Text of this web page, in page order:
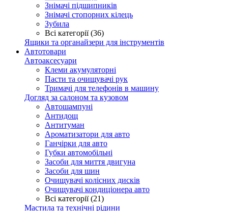
Знімачі підшипників
Знімачі стопорних кілець
Зубила
Всі категорії (36)
Ящики та органайзери для інструментів
Автотовари
Автоаксесуари
Клеми акумуляторні
Пасти та очищувачі рук
Тримачі для телефонів в машину
Догляд за салоном та кузовом
Автошампуні
Антидощ
Антитуман
Ароматизатори для авто
Ганчірки для авто
Губки автомобільні
Засоби для миття двигуна
Засоби для шин
Очищувачі колісних дисків
Очищувачі кондиціонера авто
Всі категорії (21)
Мастила та технічні рідини